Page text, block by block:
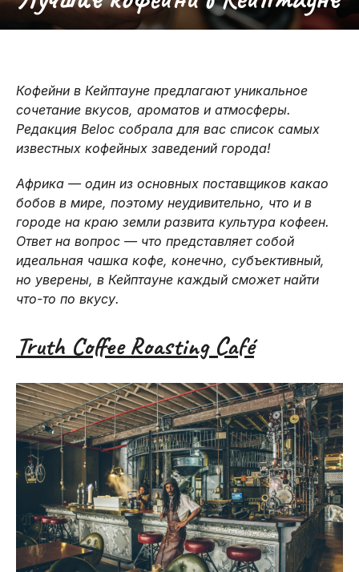
ОКЕАН С
АКУЛАМИ
ВОЗДУШНОМ
ШАРЕ
МОРСКИМИ
КОТИКАМИ
Кофейни в Кейптауне предлагают уникальное
сочетание вкусов, ароматов и атмосферы.
Редакция Beloc собрала для вас список самых
известных кофейных заведений города!
Африка — один из основных поставщиков какао
бобов в мире, поэтому неудивительно, что и в
городе на краю земли развита культура кофеен.
Ответ на вопрос — что представляет собой
идеальная чашка кофе, конечно, субъективный,
но уверены, в Кейптауне каждый сможет найти
что-то по вкусу.
Truth Coffee Roasting Café